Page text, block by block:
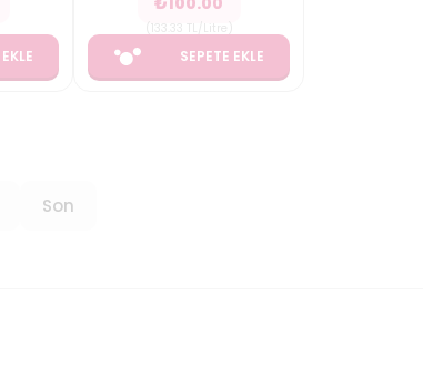
SEPETE EKLE
Son